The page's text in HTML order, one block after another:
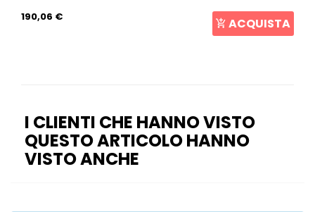
190,06 € ACQUISTA
I CLIENTI CHE HANNO VISTO
QUESTO ARTICOLO HANNO
VISTO ANCHE